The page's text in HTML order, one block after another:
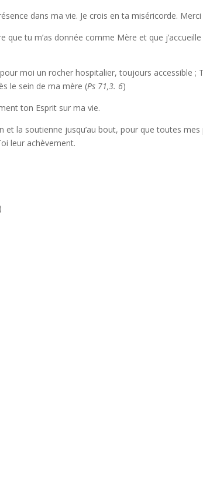
dans ma vie. Je crois en ta miséricorde.
que tu m’as donnée comme Mère et que
moi un rocher hospitalier, toujours accessible ;
le sein de ma mère (Ps 71,3. 6)
ton Esprit sur ma vie.
et la soutienne jusqu’au bout, pour que toutes
leur achèvement.